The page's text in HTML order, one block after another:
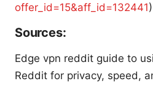
offer_id=15&aff_id=132441)
Sources:
Edge vpn reddit guide to
Reddit for privacy, speed,